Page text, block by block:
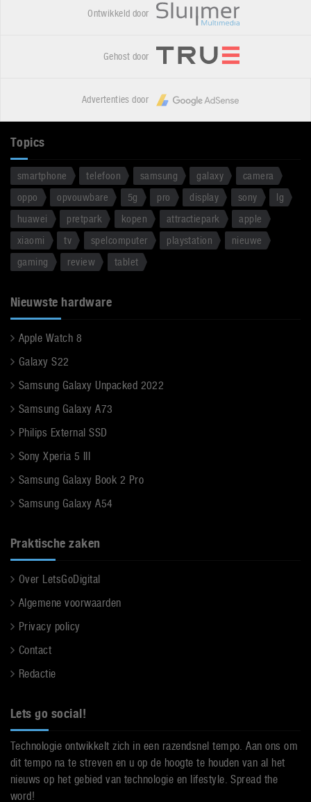
Ontwikkeld door
Gehost door
Advertenties door
Topics
smartphone telefoon samsung galaxy
camera
oppo
opvouwbare 5g pro display sony
lg
huawei
pretpark kopen attractiepark
apple
xiaomi
tv spelcomputer playstation
nieuwe
gaming
review tablet
Nieuwste hardware
Apple Watch 8
Galaxy S22
Samsung Galaxy Unpacked 2022
Samsung Galaxy A73
Philips External SSD
Sony Xperia 5 III
Samsung Galaxy Book 2 Pro
Samsung Galaxy A54
Praktische zaken
Over LetsGoDigital
Algemene voorwaarden
Privacy policy
Contact
Redactie
Lets go social!
Technologie ontwikkelt zich in een razendsnel tempo. Aan ons om
dit tempo na te streven en u op de hoogte te houden van al het
nieuws op het gebied van technologie en lifestyle. Spread the
word!